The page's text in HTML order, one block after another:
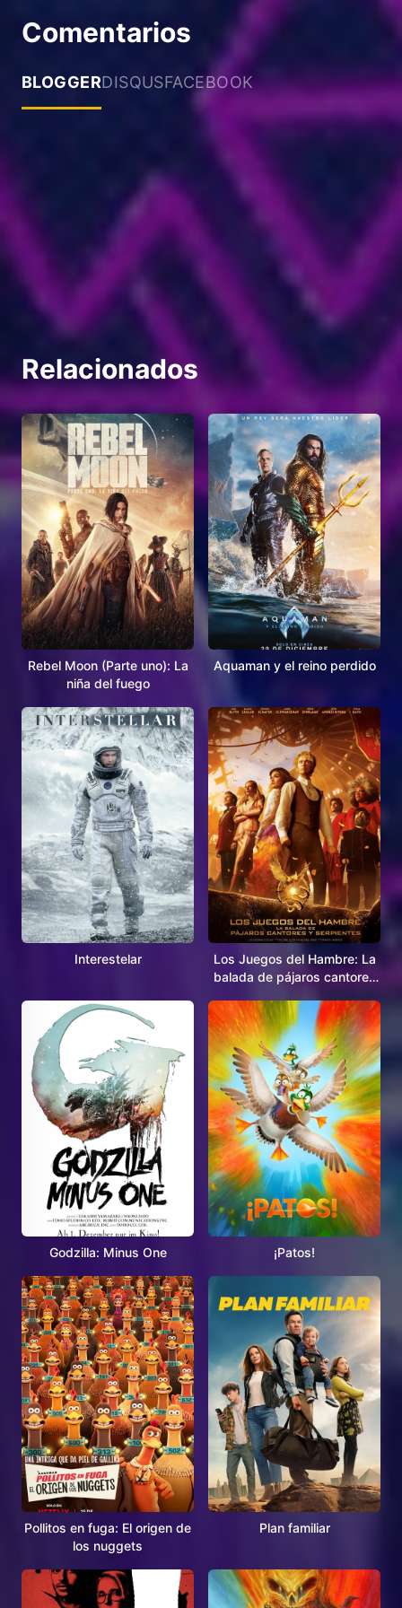
Comentarios
BLOGGERDISQUSFACEBOOK
Relacionados
Rebel Moon (Parte uno): La
niña del fuego
Aquaman y el reino perdido
Interestelar
Los Juegos del Hambre: La
balada de pájaros cantores
Godzilla: Minus One ¡Patos!
Pollitos en fuga: El origen de
los nuggets
Plan familiar